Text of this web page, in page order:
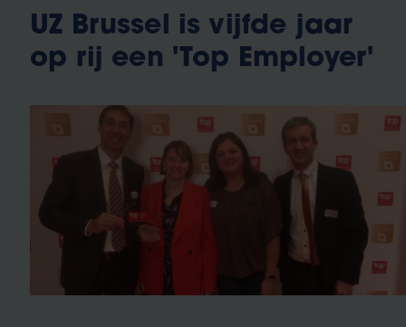
UZ Brussel is vijfde jaar
op rij een 'Top Employer'